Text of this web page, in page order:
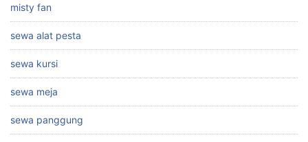
misty fan
sewa alat pesta
sewa kursi
sewa meja
sewa panggung